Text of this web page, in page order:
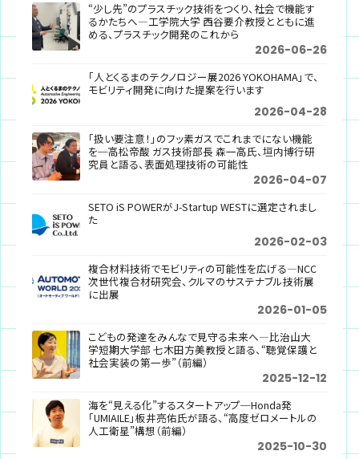
“少し先”のプラスチック技術をつくり、社会で機能す
るかたちへ―工学院大学 西谷要介教授とともに進
める、プラスチック開発のこれから
2026-06-26
「人とくるまのテクノロジー展2026 YOKOHAMA」で、
モビリティ開発に向けた提案を行います
2026-04-28
「扱い要注意！」のフッ素ガスでこれまでにない機能
を─高松帝酸 ガス技術部長 森一高氏、垣内博行研
究員と語る、表面処理技術の可能性
2026-04-07
SETO iS POWERがJ-Startup WESTに選定されまし
た
2026-02-03
複合材料技術でモビリティの可能性を広げる―NCC
次世代複合材研究会、クルマのサステナブル技術展
に出展
2026-01-05
こどもの発達をみんなで見守る未来へ―比治山大
学短期大学部 七木田方美教授と語る、“聴覚保護と
社会実装の第一歩”（前編）
2025-12-12
海を“見える化”するスタートアップ─Honda発
「UMIAILE」板井亮佑氏が語る、“高度ゼロメートルの
人工衛星”構想（前編）
2025-10-30